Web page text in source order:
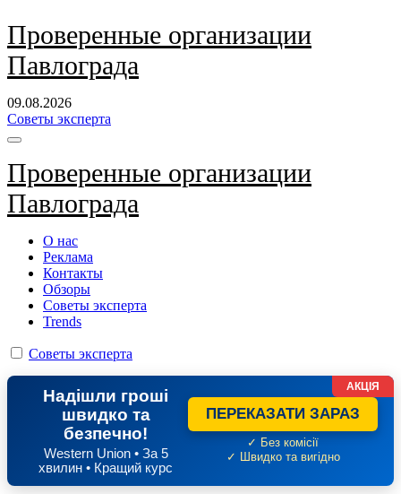
Перейти
к
содержанию
Проверенные организации
Павлограда
09.08.2026
Советы эксперта
Проверенные организации
Павлограда
О нас
Реклама
Контакты
Обзоры
Советы эксперта
Trends
Советы эксперта
Надішли гроші
швидко та
безпечно!
Western Union • За 5
хвилин • Кращий курс
ПЕРЕКАЗАТИ ЗАРАЗ
✓ Без комісії
✓ Швидко та вигідно
АКЦІЯ